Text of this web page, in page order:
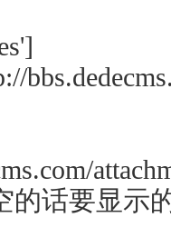
的话要显示